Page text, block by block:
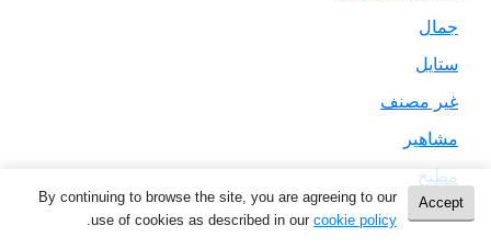
جمال
ستايل
غير مصنف
مشاهير
مطبخ
Accept
By continuing to browse the site, you are agreeing to our
use of cookies as described in our cookie policy
.